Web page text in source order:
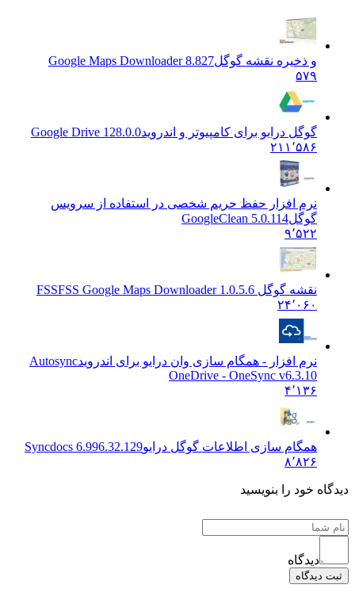
و ذخیره نقشه گوگلGoogle Maps Downloader 8.827
گوگل درایو برای کامپیوتر و اندروید Google Drive 128.0.0
۲۱۱٬۵۸۶
نرم افزار حفظ حریم شخصی در استفاده از سرویس
GoogleClean 5.0.114
نقشه گوگل FSS FSS Google Maps Downloader 1.0.5.6
۲۴٬۰۶۰
نرم افزار - همگام سازی وان درایو برای اندروید Autosync
OneDrive - OneSync v6.3.10
همگام سازی اطلاعات گوگل درایوSyncdocs 6.996.32.129
خود را بنویسید